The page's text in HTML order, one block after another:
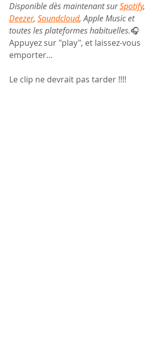
Disponible dès maintenant sur Spotify,
Deezer, Soundcloud, Apple Music et
toutes les plateformes habituelles.🎧
Appuyez sur "play", et laissez-vous
emporter…
Le clip ne devrait pas tarder !!!!